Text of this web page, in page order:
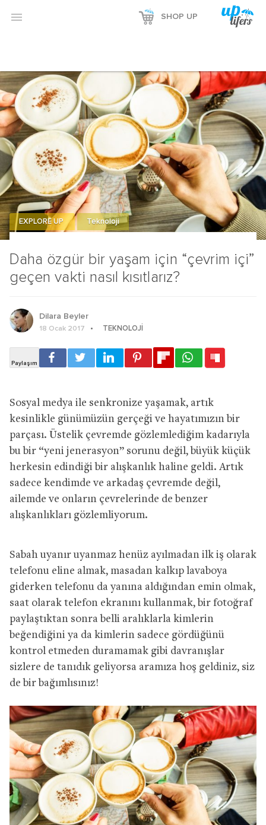
 SHOP UP
Daha özgür bir yaşam için “çevrim içi”
geçen vakti nasıl kısıtlarız?
EXPLORE UP Teknoloji
Dilara Beyler
18 Ocak 2017 TEKNOLOJI
Sosyal medya ile senkronize yaşamak, artık
kesinlikle günümüzün gerçeği ve hayatımızın bir
parçası. Üstelik çevremde gözlemlediğim kadarıyla
bu bir “yeni jenerasyon” sorunu değil, büyük küçük
herkesin edindiği bir alışkanlık haline geldi. Artık
sadece kendimde ve arkadaş çevremde değil,
ailemde ve onların çevrelerinde de benzer
alışkanlıkları gözlemliyorum.
Sabah uyanır uyanmaz henüz ayılmadan ilk iş olarak
telefonu eline almak, masadan kalkıp lavaboya
giderken telefonu da yanına aldığından emin olmak,
saat olarak telefon ekranını kullanmak, bir fotoğraf
paylaştıktan sonra belli aralıklarla kimlerin
beğendiğini ya da kimlerin sadece gördüğünü
kontrol etmeden duramamak gibi davranışlar
sizlere de tanıdık geliyorsa aramıza hoş geldiniz, siz
de bir bağımlısınız!